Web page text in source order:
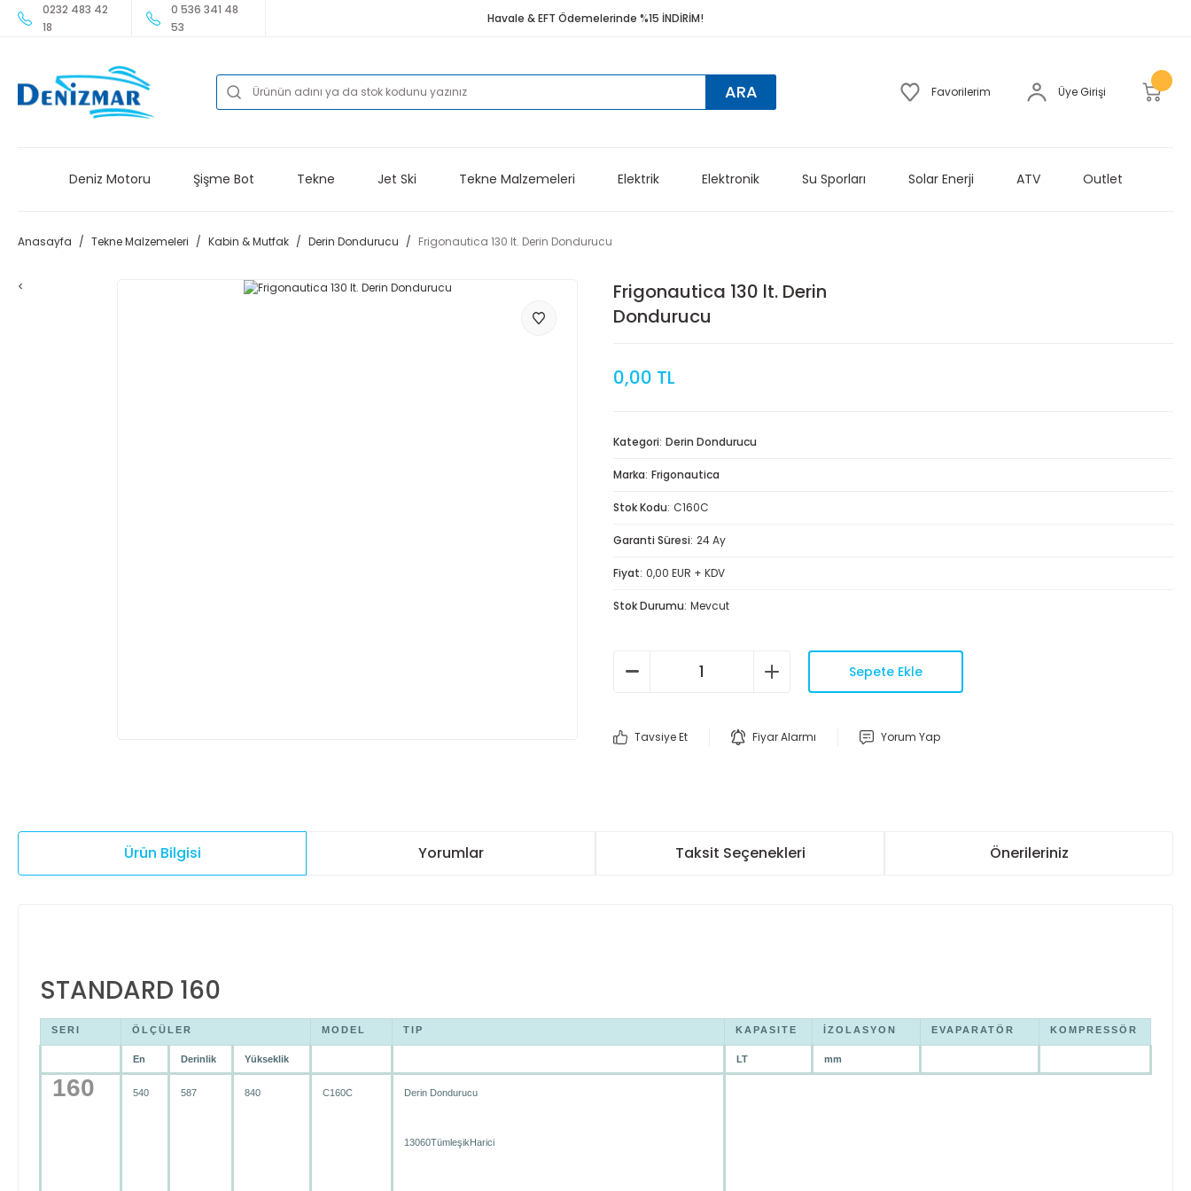
0232 483 42
18
0 536 341 48
53
Havale & EFT Ödemelerinde %15 İNDİRİM!
ARA Favorilerim Üye Girişi
Deniz Motoru Şişme Bot Tekne Jet Ski Tekne Malzemeleri Elektrik Elektronik Su Sporları Solar Enerji ATV Outlet
Anasayfa Tekne Malzemeleri Kabin & Mutfak Derin Dondurucu Frigonautica 130 lt. Derin Dondurucu
<
Frigonautica 130 lt. Derin
Dondurucu
0,00 TL
Kategori Derin Dondurucu
Marka Frigonautica
Stok Kodu C160C
Garanti Süresi 24 Ay
Fiyat 0,00 EUR + KDV
Stok Durumu Mevcut
Sepete Ekle
Tavsiye Et Fiyar Alarmı Yorum Yap
Ürün Bilgisi Yorumlar Taksit Seçenekleri Önerileriniz
STANDARD 160
SERI ÖLÇÜLER MODEL TIP KAPASITE İZOLASYON EVAPARATÖR KOMPRESSÖR
En Derinlik Yükseklik LT mm
160 540 587 840 C160C Derin Dondurucu
13060TümleşikHarici